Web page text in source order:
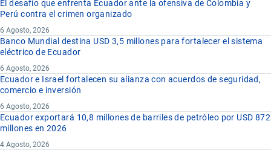
El desafío que enfrenta Ecuador ante la ofensiva de Colombia y
Perú contra el crimen organizado
6 Agosto, 2026
Banco Mundial destina USD 3,5 millones para fortalecer el sistema
eléctrico de Ecuador
6 Agosto, 2026
Ecuador e Israel fortalecen su alianza con acuerdos de seguridad,
comercio e inversión
6 Agosto, 2026
Ecuador exportará 10,8 millones de barriles de petróleo por USD 872
millones en 2026
4 Agosto, 2026